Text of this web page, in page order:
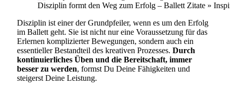
Disziplin formt den Weg zum Erfolg – Ballett Zitate »
Disziplin ist einer der Grundpfeiler, wenn es um den Erfolg
im Ballett geht. Sie ist nicht nur eine Voraussetzung für das
Erlernen komplizierter Bewegungen, sondern auch ein
essentieller Bestandteil des kreativen Prozesses. Durch
kontinuierliches Üben und die Bereitschaft, immer
besser zu werden, formst Du Deine Fähigkeiten und
steigerst Deine Leistung.